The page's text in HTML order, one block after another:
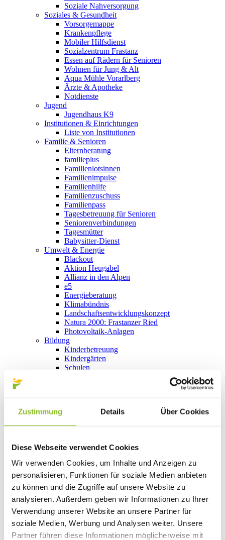
Zustimmung Details Über Cookies
Diese Webseite verwendet Cookies
Wir verwenden Cookies, um Inhalte und Anzeigen zu
personalisieren, Funktionen für soziale Medien anbieten
zu können und die Zugriffe auf unsere Website zu
analysieren. Außerdem geben wir Informationen zu Ihrer
Verwendung unserer Website an unsere Partner für
soziale Medien, Werbung und Analysen weiter. Unsere
Partner führen diese Informationen möglicherweise mit
Soziale Nahversorgung
Soziales & Gesundheit
Vorsorgemappe
Krankenpflege
Mobiler Hilfsdienst
Sozialzentrum Frastanz
Essen auf Rädern für Senioren
Wohnen für Jung & Alt
Aqua Mühle Vorarlberg
Ärzte & Apotheke
Notdienste
Jugend
Jugendhaus K9
Institutionen & Einrichtungen
Liste von Institutionen
Familie & Senioren
Elternberatung
familieplus
Familienlotsinnen
Familienimpulse
Familienhilfe
Familienzuschuss
Familienpass
Tagesbetreuung für Senioren
Seniorenverbindungen
Tagesmütter
Babysitter-Dienst
Umwelt & Energie
Blackout
Aktion Heugabel
Allianz in den Alpen
e5
Energieberatung
Klimabündnis
Landschaftsentwicklungskonzept
Natura 2000: Frastanzer Ried
Photovoltaik-Anlagen
Bildung
Kinderbetreuung
Kindergärten
Schulen
Freizeit
Kino vor Ort
Gastronomie
Essen und Trinken in Frastanz
Sport
Naturbad Untere Au
Schwimmbad Felsenau
Wandern in Frastanz
Schilift Bazora
Spiel- und Sportstätten